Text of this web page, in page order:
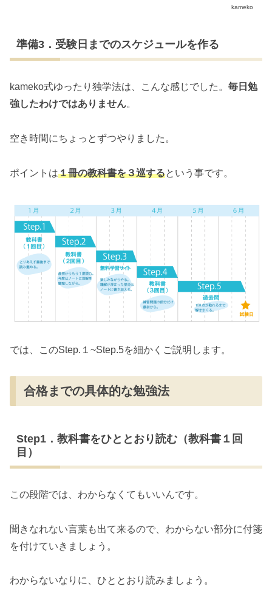
kameko
準備3．受験日までのスケジュールを作る
kameko式ゆったり独学法は、こんな感じでした。 毎日勉
強したわけではありません。
空き時間にちょっとずつやりました。
ポイントは１冊の教科書を３巡するという事です。
では、このStep.１~Step.5を細かくご説明します。
合格までの具体的な勉強法
Step1．教科書をひととおり読む（教科書１回
目）
この段階では、わからなくてもいいんです。
聞きなれない言葉も出て来るので、わからない部分に付箋
を付けていきましょう。
わからないなりに、ひととおり読みましょう。